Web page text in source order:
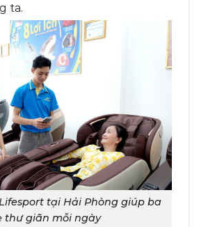
ta.
tại Hải Phòng giúp ba
thư giãn mỗi ngày